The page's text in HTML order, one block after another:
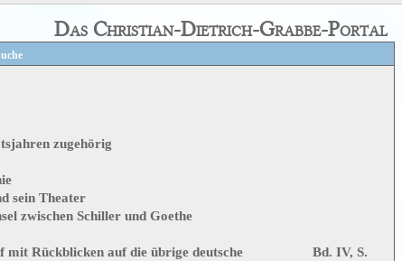
Das Christian-Dietrich-Grabbe-Portal
zugehörig
sein Theater
zwischen Schiller und Goethe
mit Rückblicken auf die übrige deutsche
Bd. IV, S.